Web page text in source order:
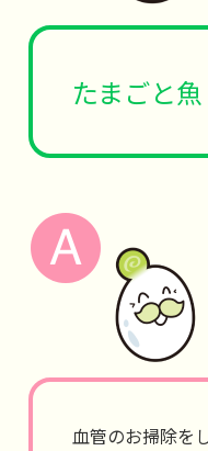
たまごと魚
血管のお掃除を